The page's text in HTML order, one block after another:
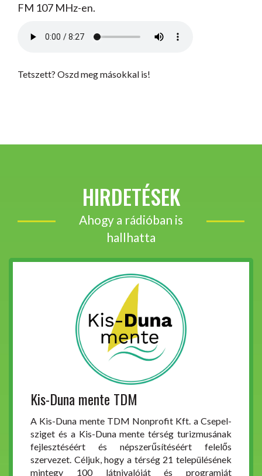
FM 107 MHz-en.
Tetszett? Oszd meg másokkal is!
HIRDETÉSEK
Ahogy a rádióban is
hallhatta
Kis-Duna mente TDM
A Kis-Duna mente TDM Nonprofit Kft. a Csepel-
sziget és a Kis-Duna mente térség turizmusának
fejlesztéséért és népszerűsítéséért felelős
szervezet. Céljuk, hogy a térség 21 településének
mintegy 100 látnivalóját és programját